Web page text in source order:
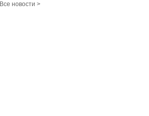
Все новости >